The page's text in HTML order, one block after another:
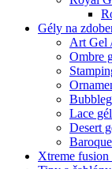
Gély na
Art Gel
Ombre
Lace gél
Desert
Xtreme fusion